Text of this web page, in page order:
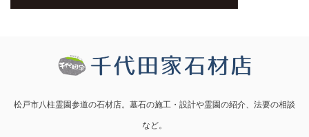
松戸市八柱霊園参道の石材店。墓石の施工・設計や霊園の紹介、法要の相談
など。